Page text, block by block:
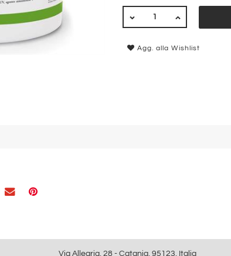
Agg. alla Wishlist
Via Allegria, 28 - Catania, 95123, Italia